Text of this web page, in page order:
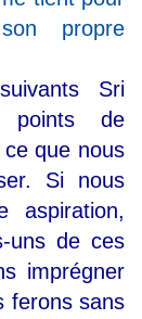
propre
Sri
points de
que nous
Si nous
aspiration,
uns de ces
imprégner
ferons sans